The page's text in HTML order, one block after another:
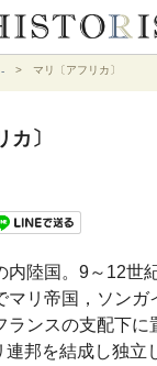
マリ〔アフリカ〕
〕
内陸国。9～12世
マリ帝国，ソンガ
ランスの支配下に
連邦を結成し独立